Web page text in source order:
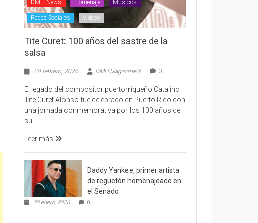
DMH News Homenaje Músicos
Redes Sociales Videos
Tite Curet: 100 años del sastre de la
salsa
20 febrero, 2026 DMH Magazine® 0
El legado del compositor puertorriqueño Catalino
Tite Curet Alonso fue celebrado en Puerto Rico con
una jornada conmemorativa por los 100 años de
su
Leer más
Daddy Yankee, primer artista
de reguetón homenajeado en
el Senado
30 enero, 2026 0